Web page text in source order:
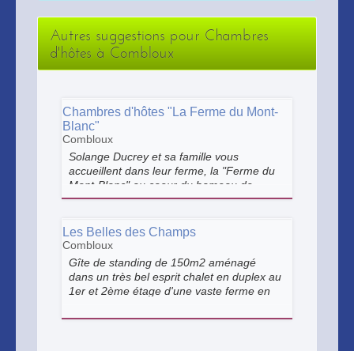
Autres suggestions pour Chambres
d'hôtes à Combloux
Chambres d'hôtes "La Ferme du Mont-
Blanc"
Combloux
Solange Ducrey et sa famille vous
accueillent dans leur ferme, la "Ferme du
Mont-Blanc" au coeur du hameau de
Prairy, à Combloux. Solange vous propose
spécialités savoyardes ainsi que sa
cuisine traditionnelle.
Les Belles des Champs
Combloux
Gîte de standing de 150m2 aménagé
dans un très bel esprit chalet en duplex au
1er et 2ème étage d'une vaste ferme en
massif du Mont-Blanc. Environnement